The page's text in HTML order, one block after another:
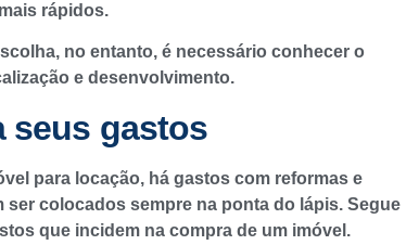
rápidos.
no entanto, é necessário conhecer o
e desenvolvimento.
seus gastos
para locação, há gastos com reformas e
ser colocados sempre na ponta do lápis. Segue
que incidem na compra de um imóvel.